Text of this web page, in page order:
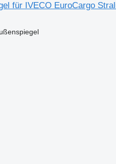
für IVECO EuroCargo